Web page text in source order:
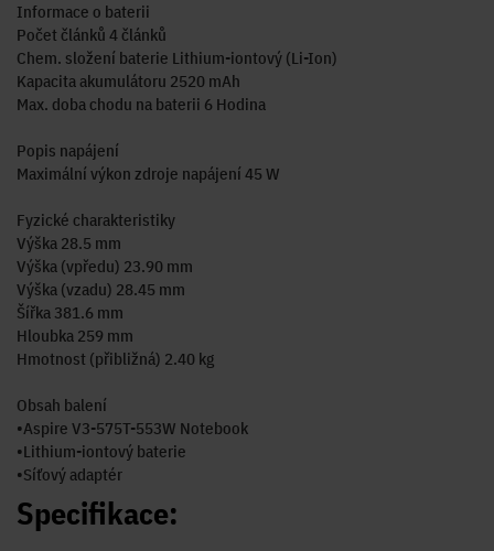
Informace o baterii
Počet článků 4 článků
Chem. složení baterie Lithium-iontový (Li-Ion)
Kapacita akumulátoru 2520 mAh
Max. doba chodu na baterii 6 Hodina
Popis napájení
Maximální výkon zdroje napájení 45 W
Fyzické charakteristiky
Výška 28.5 mm
Výška (vpředu) 23.90 mm
Výška (vzadu) 28.45 mm
Šířka 381.6 mm
Hloubka 259 mm
Hmotnost (přibližná) 2.40 kg
Obsah balení
•Aspire V3-575T-553W Notebook
•Lithium-iontový baterie
•Síťový adaptér
Specifikace: